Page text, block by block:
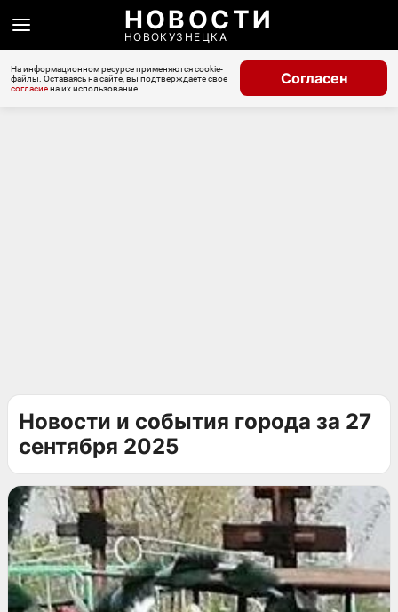
НОВОСТИ
НОВОКУЗНЕЦКА
На информационном ресурсе применяются cookie-
файлы. Оставаясь на сайте, вы подтверждаете свое
согласиена их использование.
Согласен
Новости и события города за 27
сентября 2025